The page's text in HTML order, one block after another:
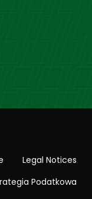
Legal Notices
Podatkowa